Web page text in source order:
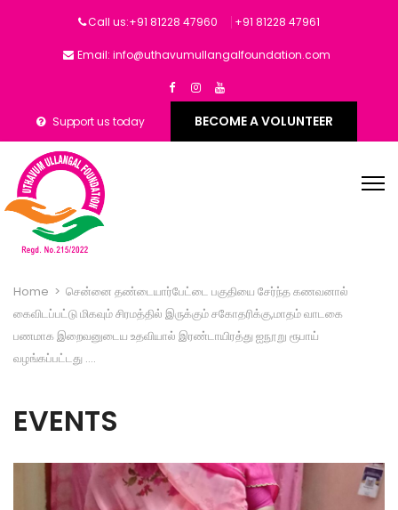
Call us:+91 81228 47960 ‎+91 81228 47961
Email: info@uthavumullangalfoundation.com
Support us today BECOME A VOLUNTEER
Home > சென்னை தண்டையார்பேட்டை பகுதியை சேர்ந்த கணவனால்
கைவிடப்பட்டு மிகவும் சிரமத்தில் இருக்கும் சகோதரிக்கு,மாதம் வாடகை
பணமாக இறைவனுடைய உதவியால் இரண்டாயிரத்து ஐநூறு ரூபாய்
வழங்கப்பட்டது ….
EVENTS